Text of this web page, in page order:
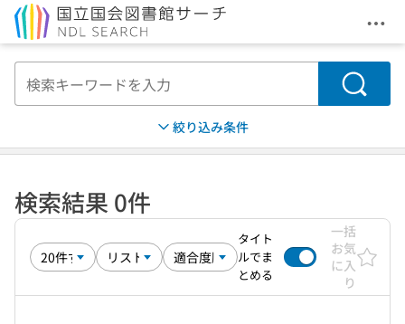
メ
検索
絞り込み条件
検索結果 0件
タイト
ルでま
とめる
一括
お気
に入
り